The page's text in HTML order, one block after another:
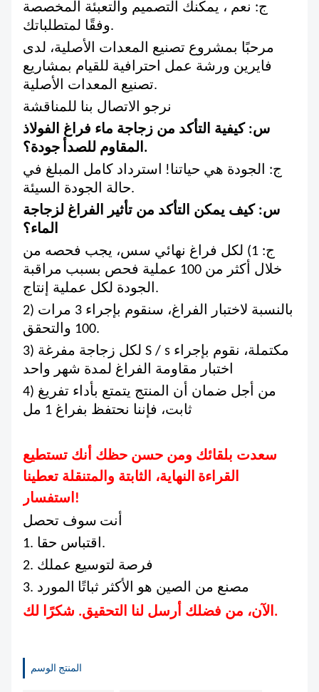
ج: نعم ، يمكنك التصميم والتعبئة المخصصة
وفقًا لمتطلباتك.
مرحبًا بمشروع تصنيع المعدات الأصلية، لدى
فايرين ورشة عمل احترافية للقيام بمشاريع
تصنيع المعدات الأصلية.
نرجو الاتصال بنا للمناقشة
س: كيفية التأكد من زجاجة ماء فراغ الفولاذ
المقاوم للصدأجودة؟.
ج: الجودة هي حياتنا! استرداد كامل المبلغ في
حالة الجودة السيئة.
س: كيف يمكن التأكد من تأثير الفراغ لزجاجة
الماء؟
ج: 1) لكل فراغ نهائي سس، يجب فحصه من
خلال أكثر من 100 عملية فحص بسبب مراقبة
الجودة لكل عملية إنتاج.
2) بالنسبة لاختبار الفراغ، سنقوم بإجراء 3 مرات
100 والتحقق.
3) لكل زجاجة مفرغة S / s مكتملة، نقوم بإجراء
اختبار مقاومة الفراغ لمدة شهر واحد
4) من أجل ضمان أن المنتج يتمتع بأداء تفريغ
ثابت، فإننا نحتفظ بفراغ 1 مل
سعدت بلقائك ومن حسن حظك أنك تستطيع
القراءة النهاية، الثابتة والمتنقلة تعطينا
استفسار!
أنت سوف تحصل
1. اقتباس حقا.
2. فرصة لتوسيع عملك
3. مصنع من الصين هو الأكثر ثباتًا المورد
الآن، من فضلك أرسل لنا التحقيق. شكرًا لك.
المنتج الوسم